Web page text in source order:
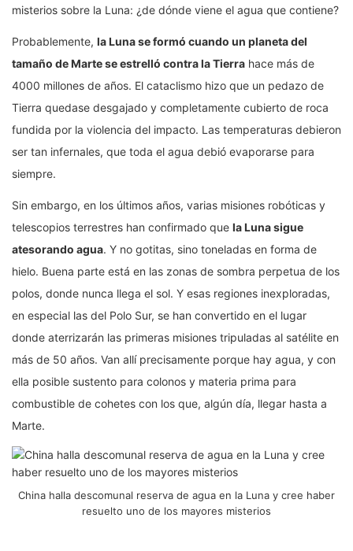
misterios sobre la Luna: ¿de dónde viene el agua que contiene?
Probablemente, la Luna se formó cuando un planeta del
tamaño de Marte se estrelló contra la Tierra hace más de
4000 millones de años. El cataclismo hizo que un pedazo de
Tierra quedase desgajado y completamente cubierto de roca
fundida por la violencia del impacto. Las temperaturas debieron
ser tan infernales, que toda el agua debió evaporarse para
siempre.
Sin embargo, en los últimos años, varias misiones robóticas y
telescopios terrestres han confirmado que la Luna sigue
atesorando agua. Y no gotitas, sino toneladas en forma de
hielo. Buena parte está en las zonas de sombra perpetua de los
polos, donde nunca llega el sol. Y esas regiones inexploradas,
en especial las del Polo Sur, se han convertido en el lugar
donde aterrizarán las primeras misiones tripuladas al satélite en
más de 50 años. Van allí precisamente porque hay agua, y con
ella posible sustento para colonos y materia prima para
combustible de cohetes con los que, algún día, llegar hasta a
Marte.
China halla descomunal reserva de agua en la Luna y cree haber
resuelto uno de los mayores misterios